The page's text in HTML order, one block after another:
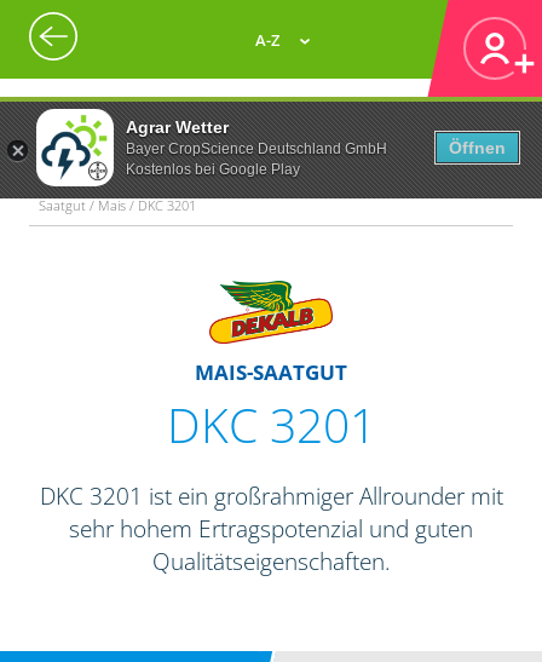
Agrar Wetter
Bayer CropScience Deutschland GmbH
Kostenlos bei Google Play
Öffnen
A-Z
Saatgut / Mais / DKC 3201
MAIS-SAATGUT
DKC 3201
DKC 3201 ist ein großrahmiger Allrounder mit
sehr hohem Ertragspotenzial und guten
Qualitätseigenschaften.